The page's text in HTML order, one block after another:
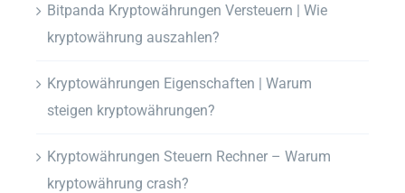
Bitpanda Kryptowährungen Versteuern | Wie
kryptowährung auszahlen?
Kryptowährungen Eigenschaften | Warum
steigen kryptowährungen?
Kryptowährungen Steuern Rechner – Warum
kryptowährung crash?